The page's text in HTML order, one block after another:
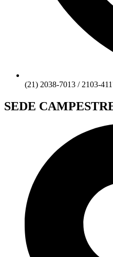
(21) 2038-7013 / 2103-
SEDE